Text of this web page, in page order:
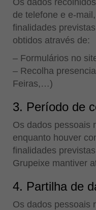
Os dados
de telefone e e-
finalidades
obtidos através de:
– Formulários no
– Recolha
Feiras,…)
3. Período de
Os dados pessoais
enquanto houver
finalidades
Grupeixe mantiver
4. Partilha de
Os dados pessoais